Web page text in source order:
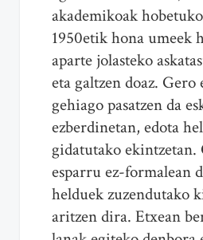
akademikoak
1950etik hona umeek
aparte jolasteko
eta galtzen doaz. Gero
gehiago pasatzen da
ezberdinetan, edota
gidatutako
esparru ez-formalean
helduek zuzendutako
aritzen dira. Etxean